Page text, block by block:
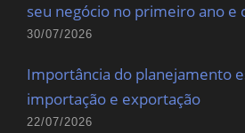
seu negócio no primeiro ano e
30/07/2026
Importância do planejamento
importação e exportação
22/07/2026